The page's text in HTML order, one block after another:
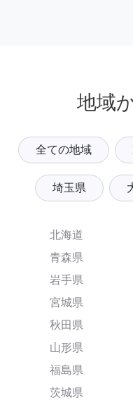
地域
全ての地域
埼玉県
北海道
青森県
岩手県
宮城県
秋田県
山形県
福島県
茨城県